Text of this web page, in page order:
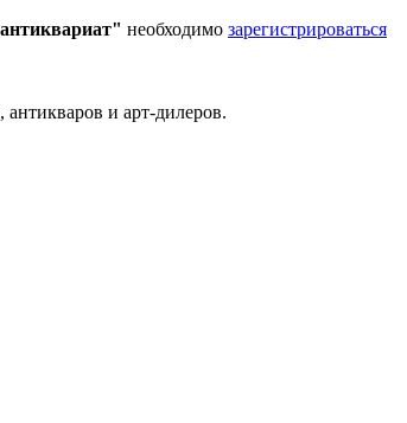
необходимо зарегистрироваться
и арт-дилеров.